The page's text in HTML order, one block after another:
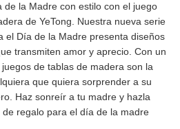
de la Madre con estilo con el juego
de YeTong. Nuestra nueva serie
el Día de la Madre presenta diseños
transmiten amor y aprecio. Con un
de tablas de madera son la
que quiera sorprender a su
Haz sonreír a tu madre y hazla
regalo para el día de la madre